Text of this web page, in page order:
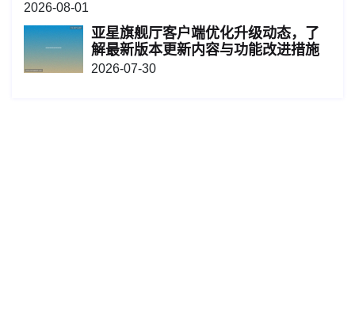
2026-08-01
亚星旗舰厅客户端优化升级动态，了
解最新版本更新内容与功能改进措施
2026-07-30